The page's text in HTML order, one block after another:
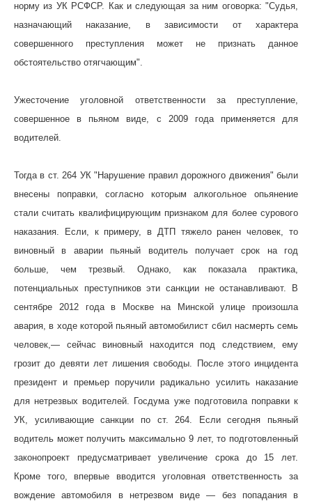
норму из УК РСФСР. Как и следующая за ним оговорка: "Судья,
назначающий наказание, в зависимости от характера
совершенного преступления может не признать данное
обстоятельство отягчающим".
Ужесточение уголовной ответственности за преступление,
совершенное в пьяном виде, с 2009 года применяется для
водителей.
Тогда в ст. 264 УК "Нарушение правил дорожного движения" были
внесены поправки, согласно которым алкогольное опьянение
стали считать квалифицирующим признаком для более сурового
наказания. Если, к примеру, в ДТП тяжело ранен человек, то
виновный в аварии пьяный водитель получает срок на год
больше, чем трезвый. Однако, как показала практика,
потенциальных преступников эти санкции не останавливают. В
сентябре 2012 года в Москве на Минской улице произошла
авария, в ходе которой пьяный автомобилист сбил насмерть семь
человек,— сейчас виновный находится под следствием, ему
грозит до девяти лет лишения свободы. После этого инцидента
президент и премьер поручили радикально усилить наказание
для нетрезвых водителей. Госдума уже подготовила поправки к
УК, усиливающие санкции по ст. 264. Если сегодня пьяный
водитель может получить максимально 9 лет, то подготовленный
законопроект предусматривает увеличение срока до 15 лет.
Кроме того, впервые вводится уголовная ответственность за
вождение автомобиля в нетрезвом виде — без попадания в